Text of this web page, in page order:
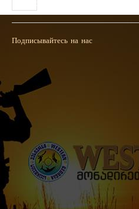
Подписывайтесь на нас